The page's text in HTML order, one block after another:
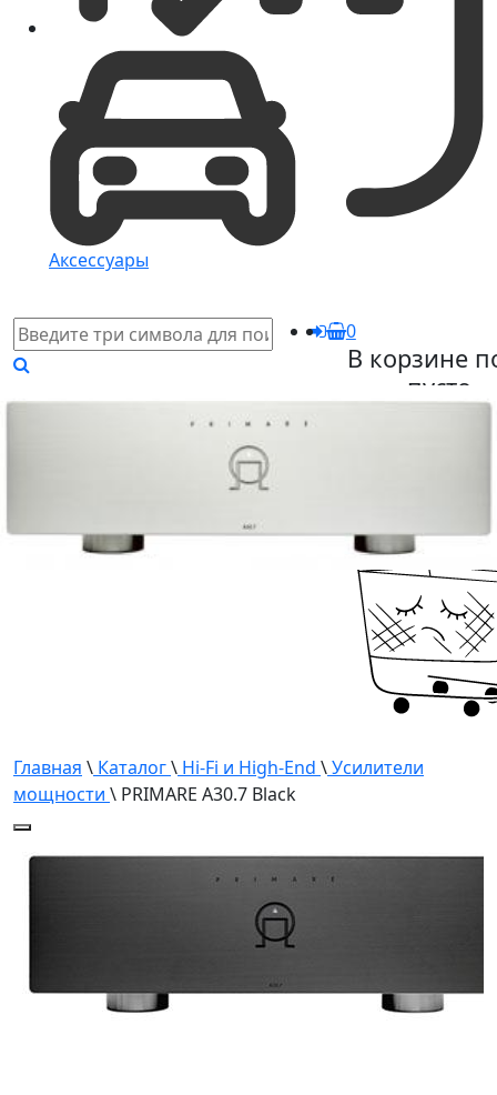
Аксессуары
0
В корзине
пусто
Главная \ Каталог\ Hi-Fi и High-End \Усилители
мощности \ PRIMARE A30.7 Black